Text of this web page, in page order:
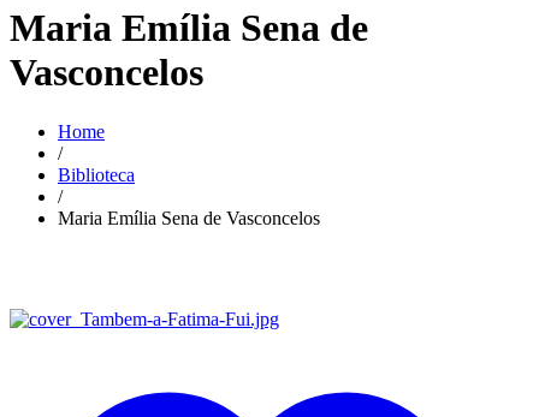
Maria Emília Sena de
Vasconcelos
Home
/
Biblioteca
/
Maria Emília Sena de Vasconcelos